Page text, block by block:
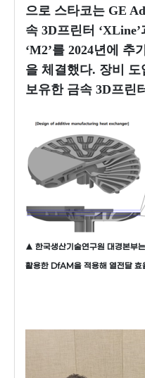
으로 스타코는 GE
속 3D프린터
‘M2’를 2024년에 추
을 체결했다. 장비
보유한 금속 3D프린
▲ 한국생산기술연구원 대경본부
활용한 DfAM을 적용해 열전달 효